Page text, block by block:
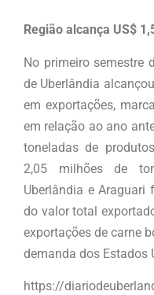
Região alcança US$
No primeiro semestre
de Uberlândia
em exportações,
em relação ao ano
toneladas de
2,05 milhões de
Uberlândia e Araguari
do valor total
exportações de carne
demanda dos Estados
https://